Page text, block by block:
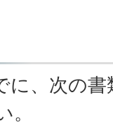
に、次の